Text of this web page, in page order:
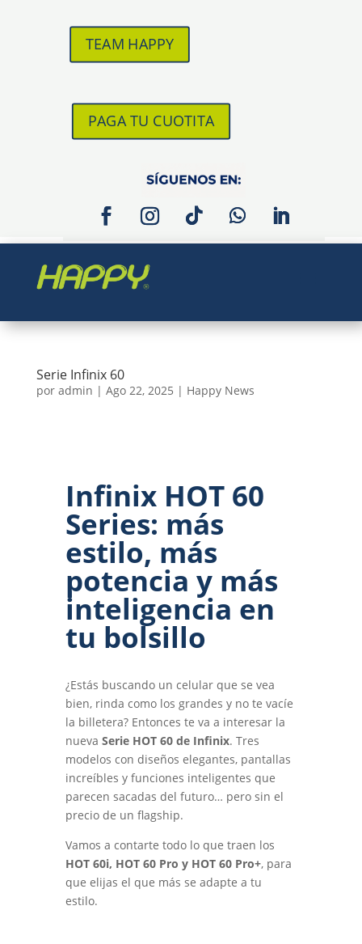
TEAM HAPPY
PAGA TU CUOTITA
Serie Infinix 60
por admin | Ago 22, 2025 | Happy News
Infinix HOT 60
Series: más
estilo, más
potencia y más
inteligencia en
tu bolsillo
¿Estás buscando un celular que se vea
bien, rinda como los grandes y no te vacíe
la billetera? Entonces te va a interesar la
nueva Serie HOT 60 de Infinix. Tres
modelos con diseños elegantes, pantallas
increíbles y funciones inteligentes que
parecen sacadas del futuro… pero sin el
precio de un flagship.
Vamos a contarte todo lo que traen los
HOT 60i, HOT 60 Pro y HOT 60 Pro+, para
que elijas el que más se adapte a tu
estilo.